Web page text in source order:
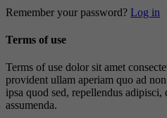
Remember your password? Log in
Terms of use
Terms of use dolor sit amet
provident ullam aperiam quo ad
ipsa quod sed, repellendus
assumenda.